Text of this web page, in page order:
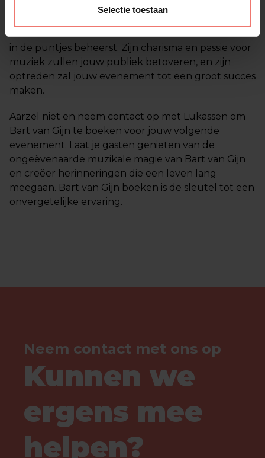
Selectie toestaan
een entertainer die de kunst van het vermaken tot
in de puntjes beheerst. Zijn charisma en passie voor
muziek zullen jouw publiek betoveren, en zijn
optreden zal jouw evenement tot een groot succes
maken.
Aarzel niet en neem contact op met Lukassen om
Bart van Gijn te boeken voor jouw volgende
evenement. Laat je gasten genieten van de
ongeëvenaarde muzikale magie van Bart van Gijn
en creëer herinneringen die een leven lang
meegaan. Bart van Gijn boeken is de sleutel tot een
onvergetelijke ervaring.
Neem contact met ons op
Kunnen we
ergens mee
helpen?